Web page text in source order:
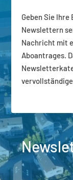
Geben Sie
Newslettern
Nachricht mit
Aboantrages.